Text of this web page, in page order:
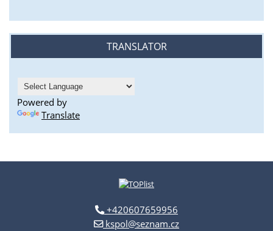
TRANSLATOR
Powered by
Translate
+420607659956
kspol@seznam.cz